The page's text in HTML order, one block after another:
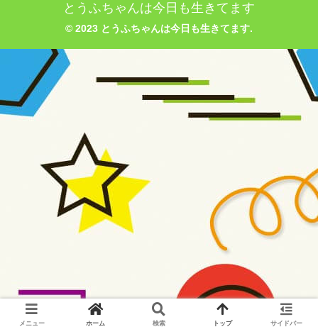
とうふちゃんは今日も生きてます
© 2023 とうふちゃんは今日も生きてます.
メニュー ホーム 検索 トップ サイドバー